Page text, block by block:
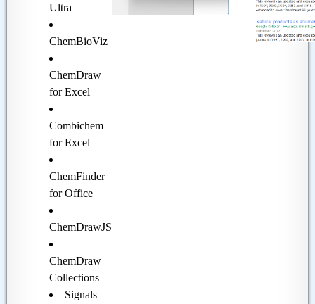
Ultra
ChemBioViz
ChemDraw
for Excel
Combichem
for Excel
ChemFinder
for Office
ChemDrawJS
ChemDraw
Collections
Signals